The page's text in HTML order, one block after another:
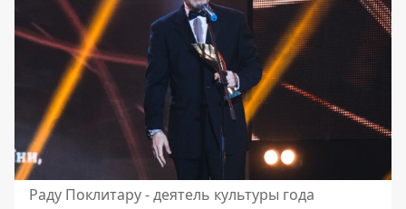
Раду Поклитару - деятель культуры года